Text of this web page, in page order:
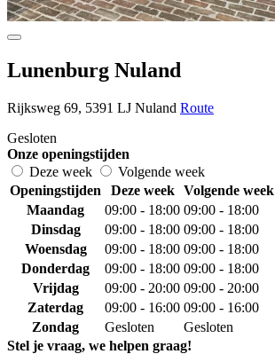
Lunenburg Nuland
Rijksweg 69, 5391 LJ Nuland Route
Gesloten
Onze openingstijden
Deze week
Volgende week
Openingstijden
Deze week
Volgende week
Maandag
09:00 - 18:00 09:00 - 18:00
Dinsdag
09:00 - 18:00 09:00 - 18:00
Woensdag
09:00 - 18:00 09:00 - 18:00
Donderdag
09:00 - 18:00 09:00 - 18:00
Vrijdag
09:00 - 20:00 09:00 - 20:00
Zaterdag
09:00 - 16:00 09:00 - 16:00
Zondag
Gesloten
Gesloten
Stel je vraag, we helpen graag!